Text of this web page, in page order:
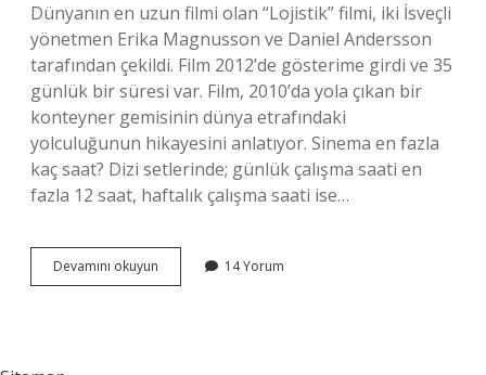
Dünyanın en uzun filmi olan “Lojistik” filmi, iki İsveçli
yönetmen Erika Magnusson ve Daniel Andersson
tarafından çekildi. Film 2012’de gösterime girdi ve 35
günlük bir süresi var. Film, 2010’da yola çıkan bir
konteyner gemisinin dünya etrafındaki
yolculuğunun hikayesini anlatıyor. Sinema en fazla
kaç saat? Dizi setlerinde; günlük çalışma saati en
fazla 12 saat, haftalık çalışma saati ise…
Devamını okuyun
Film
14 Yorum